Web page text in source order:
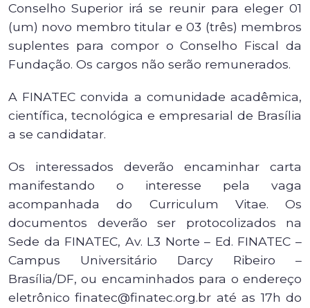
Conselho Superior irá se reunir para eleger 01
(um) novo membro titular e 03 (três) membros
suplentes para compor o Conselho Fiscal da
Fundação. Os cargos não serão remunerados.
A FINATEC convida a comunidade acadêmica,
científica, tecnológica e empresarial de Brasília
a se candidatar.
Os interessados deverão encaminhar carta
manifestando o interesse pela vaga
acompanhada do Curriculum Vitae. Os
documentos deverão ser protocolizados na
Sede da FINATEC, Av. L3 Norte – Ed. FINATEC –
Campus Universitário Darcy Ribeiro –
Brasília/DF, ou encaminhados para o endereço
eletrônico finatec@finatec.org.br até as 17h do